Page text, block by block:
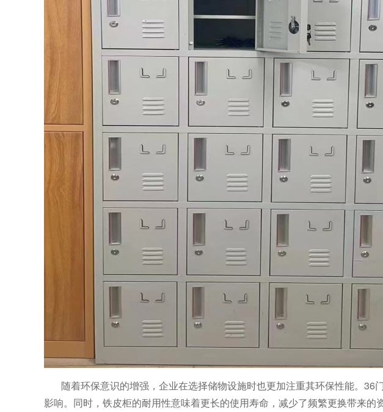
随着环保意识的增强，企业在选择储物设施时也更加注重其环保性能。36
影响。同时，铁皮柜的耐用性意味着更长的使用寿命，减少了频繁更换带来